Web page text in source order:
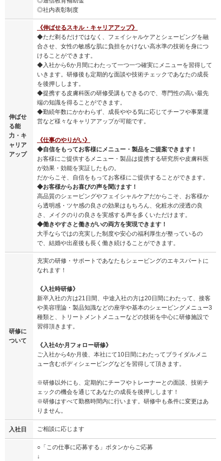
◎社内表彰制度
伸ばせ
る能
力・キ
ャリア
アップ
《伸ばせるスキル・キャリアアップ》
◆ただ剃るだけではなく、フェイシャルケアとシェービングを融
合させ、女性の敏感な肌に負担をかけない高水準の技術を身につ
けることができます。
◆入社から6か月間にわたって一つ一つ確実にメニューを習得して
いきます。研修後も定期的な面談や技術チェックであなたの成長
を後押しします。
◆提携する皮膚科医の研修受講もできるので、専門性の高い最先
端の知識を得ることができます。
◆勤続年数にかかわらず、成長ややる気に応じてチーフや事業運
営など様々なキャリアアップが可能です。
《仕事のやりがい》
◆自信をもってお客様にメニュー・製品をご提案できます！
お客様にご提供するメニュー・製品は提携する研究所や皮膚科医
が効果・効能を実証したもの。
だからこそ、自信をもってお客様にご提供することができます。
◆お客様からお喜びの声を聞けます！
高品質のシェービングやフェイシャルケアだからこそ、お客様か
ら透明感・ツヤ感の良さの効果はもちろん、化粧水の浸透の良
さ、メイクのりの良さを実感する声を多くいただけます。
◆働きやすさと働きがいの両方を実現できます！
大手ならではの充実した制度や安心の福利厚生が整っているの
で、結婚や出産後も長く働き続けることができます。
研修に
ついて
充実の研修・サポートであなたもシェービングのエキスパートに
なれます！
《入社時研修》
新卒入社の方は21日間、中途入社の方は20日間にわたって、接客
や美容理論・製品知識などの座学や基本のシェービングメニュー3
種類と、トリートメントメニューなどの技術を中心に研修施設で
習得頂きます。
《入社4か月フォロー研修》
ご入社から4か月後、本社にて10日間にわたってブライダルメニ
ュー含むボディシェービングなどを習得して頂きます。
※研修以外にも、定期的にチーフやトレーナーとの面談、技術チ
ェックの機会を通じてあなたの成長を後押しします！
※研修はすべて勤務時間内に行います。研修中も条件に変更はあ
りません。
入社日 ご相談に応じます
○「この仕事に応募する」ボタンからご応募
↓